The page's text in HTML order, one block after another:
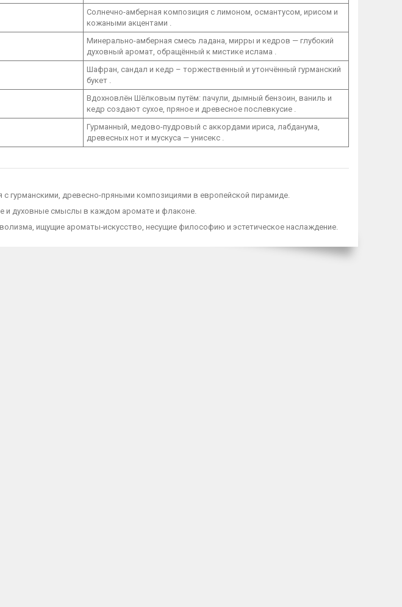
Солнечно-амберная композиция с лимоном, османтусом, ирисом и
кожаными акцентами .
Минерально-амберная смесь ладана, мирры и кедров — глубокий
духовный аромат, обращённый к мистике ислама .
Шафран, сандал и кедр – торжественный и утончённый гурманский
букет .
Вдохновлён Шёлковым путём: пачули, дымный бензоин, ваниль и
кедр создают сухое, пряное и древесное послевкусие .
Гурманный, медово-пудровый с аккордами ириса, лабданума,
древесных нот и мускуса — унисекс .
гурманскими, древесно-пряными композициями в европейской пирамиде.
и духовные смыслы в каждом аромате и флаконе.
ищущие ароматы‑искусство, несущие философию и эстетическое наслаждение.